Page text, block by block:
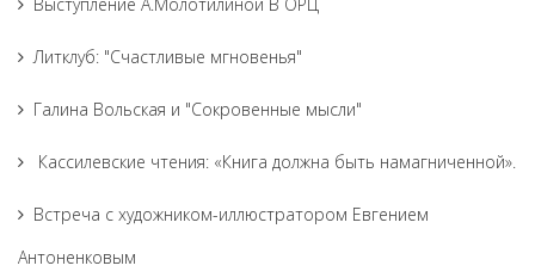
Литклуб: "Счастливые мгновенья"
Галина Вольская и "Сокровенные мысли"
Кассилевские чтения: «Книга должна быть намагниченной».
Встреча с художником-иллюстратором Евгением
Антоненковым